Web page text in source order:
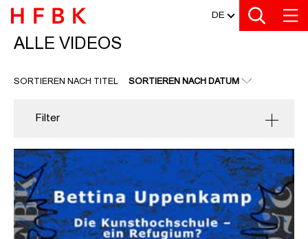
Zu den Filtern
Zur Metanavigation
Zur Hauptnavigation
Zur Suche
Zum Inhalt
Zum Seitenfuss DE
ALLE VIDEOS
ALLE VIDEOS
SORTIEREN NACH TITEL SORTIEREN NACH DATUM
Filter